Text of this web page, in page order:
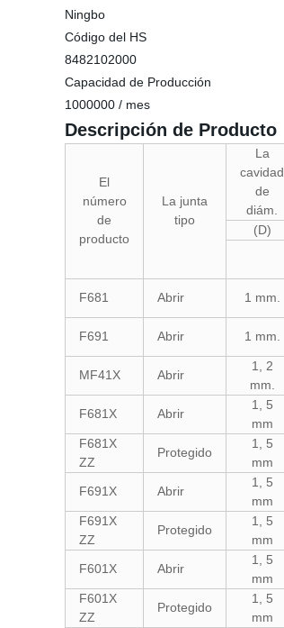
Ningbo
Código del HS
8482102000
Capacidad de Producción
1000000 / mes
Descripción de Producto
El
número
de
producto
La junta
tipo
La
cavidad
de
diám.
(D)
F681
Abrir 1 mm.
F691 Abrir 1 mm.
MF41X Abrir
1, 2
mm.
F681X Abrir
1, 5
mm
F681X
ZZ
Protegido
1, 5
mm
F691X Abrir
1, 5
mm
F691X
ZZ
Protegido
1, 5
mm
F601X Abrir
1, 5
mm
F601X
ZZ
Protegido
1, 5
mm